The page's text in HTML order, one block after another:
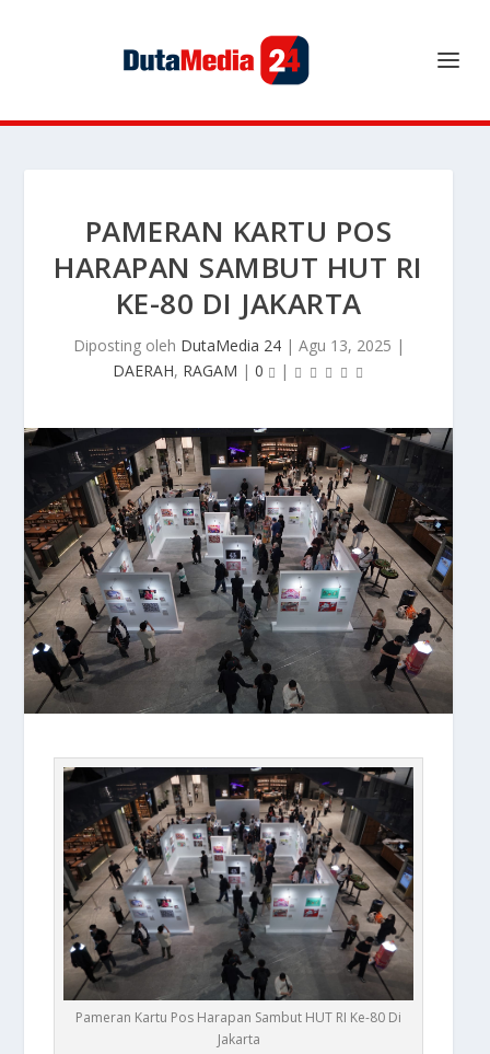
PAMERAN KARTU POS
HARAPAN SAMBUT HUT RI
KE-80 DI JAKARTA
Diposting oleh DutaMedia 24| Agu 13, 2025 |
DAERAH, RAGAM | 0 |
Pameran Kartu Pos Harapan Sambut HUT RI Ke-80 Di
Jakarta